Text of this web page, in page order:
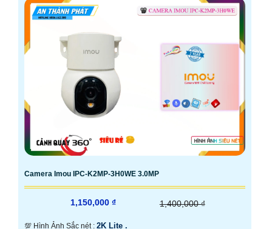
Camera Imou IPC-K2MP-3H0WE 3.0MP
1,150,000 ₫ 1,400,000 ₫
💯 Hình Ảnh Sắc nét : 2K Lite .